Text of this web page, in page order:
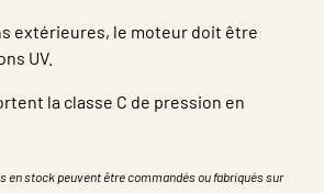
extérieures, le moteur doit être
UV.
la classe C de pression en
en stock peuvent être commandés ou fabriqués sur